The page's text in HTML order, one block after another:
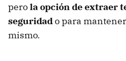
perola opción de extraer
seguridado para
mismo.